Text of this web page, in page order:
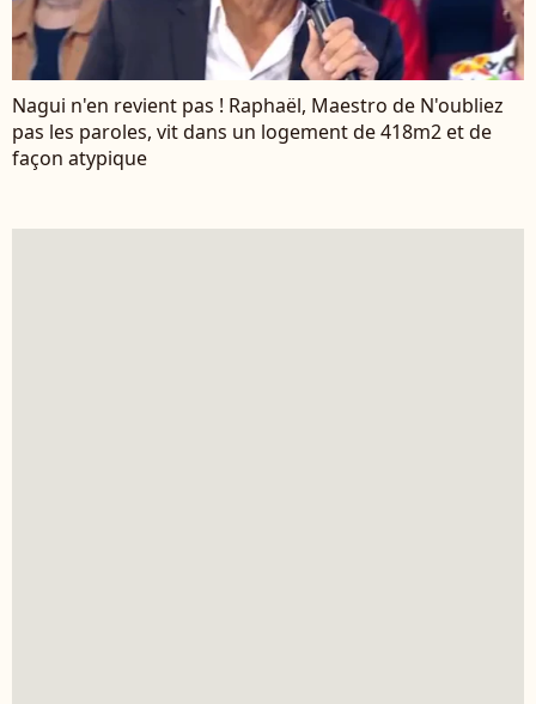
Nagui n'en revient pas ! Raphaël, Maestro de N'oubliez
pas les paroles, vit dans un logement de 418m2 et de
façon atypique